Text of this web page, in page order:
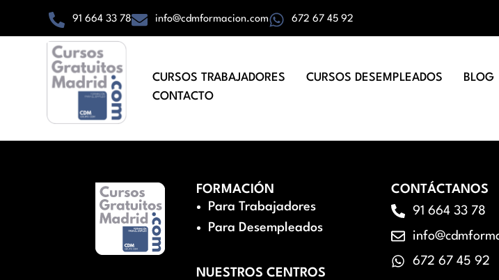
91 664 33 78 info@cdmformacion.com 672 67 45 92
CURSOS TRABAJADORES CURSOS DESEMPLEADOS BLOG
CONTACTO
FORMACIÓN
Para Trabajadores
Para Desempleados
NUESTROS CENTROS
CONTÁCTANOS
91 664 33 78
672 67 45 92